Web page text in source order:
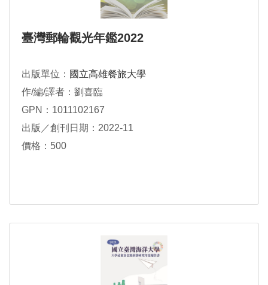
臺灣郵輪觀光年鑑2022
出版單位： 國立高雄餐旅大學
作/編/譯者：劉喜臨
GPN：1011102167
出版／創刊日期：2022-11
價格：500